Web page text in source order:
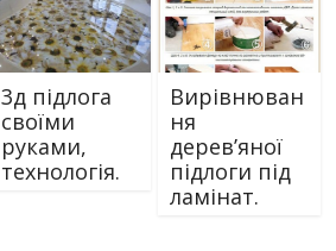
3д підлога
своїми
руками,
технологія.
Вирівнюван
ня
дерев’яної
підлоги під
ламінат.